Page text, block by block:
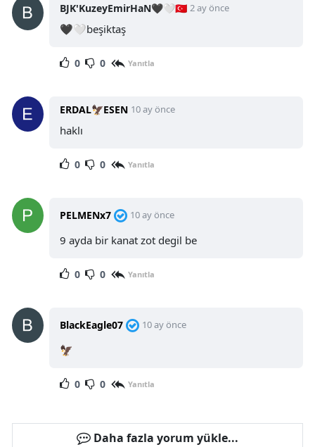
BJK'KuzeyEmirHaN🖤🤍🇹🇷 2 ay önce
🖤🤍beşiktaş
0 0 Yanıtla
ERDAL🦅ESEN 10 ay önce
haklı
0 0 Yanıtla
PELMENx7 10 ay önce
9 ayda bir kanat zot degil be
0 0 Yanıtla
BlackEagle07 10 ay önce
🦅
0 0 Yanıtla
Daha fazla yorum yükle...